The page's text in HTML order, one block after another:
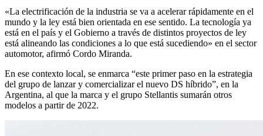
«La electrificación de la industria se va a acelerar rápidamente en el
mundo y la ley está bien orientada en ese sentido. La tecnología ya
está en el país y el Gobierno a través de distintos proyectos de ley
está alineando las condiciones a lo que está sucediendo» en el sector
automotor, afirmó Cordo Miranda.
En ese contexto local, se enmarca “este primer paso en la estrategia
del grupo de lanzar y comercializar el nuevo DS híbrido”, en la
Argentina, al que la marca y el grupo Stellantis sumarán otros
modelos a partir de 2022.